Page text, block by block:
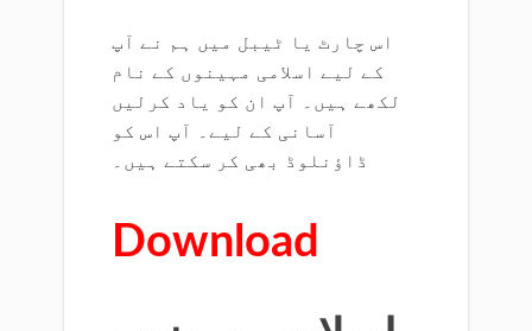
اس چارٹ یا ٹیبل میں ہم نے آپ
کے لیے اسلامی مہینوں کے نام
لکھے ہیں۔ آپ ان کو یاد کرلیں
آسانی کے لیے۔ آپ اس کو
ڈاؤنلوڈ بھی کر سکتے ہیں۔
Download